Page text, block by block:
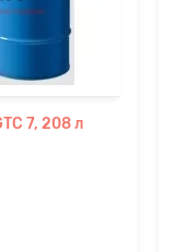
7, 208 л